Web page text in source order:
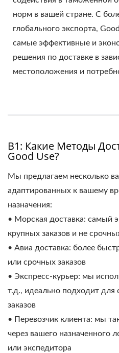
норм в вашей стране. С
глобального экспорта,
самые эффективные и
решения по доставке в
местоположения и
В1: Какие Методы
Good Use?
Мы предлагаем несколько
адаптированных к вашему
назначения:
• Морская доставка: самый
крупных заказов и не
• Авиа доставка: более
или срочных заказов
• Экспресс-курьер: мы
т.д., идеально подходит для
заказов
• Перевозчик клиента: мы
через вашего назначенного
или экспедитора